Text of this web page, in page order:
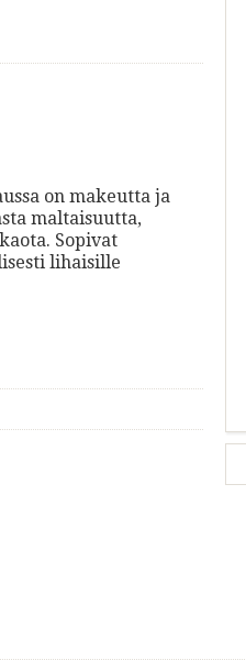
on makeutta ja
maltaisuutta,
Sopivat
lihaisille